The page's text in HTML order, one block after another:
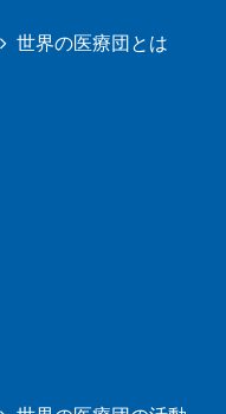
世界の医療団とは